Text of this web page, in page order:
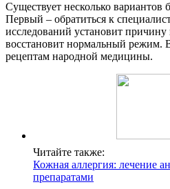
Существует несколько вариантов
Первый – обратиться к
исследований установит причину
восстановит нормальный режим.
рецептам народной медицины.
Читайте также:
Кожная аллергия: лечение
препаратами